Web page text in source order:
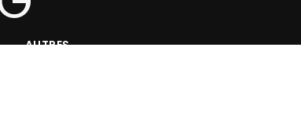
AUTRES